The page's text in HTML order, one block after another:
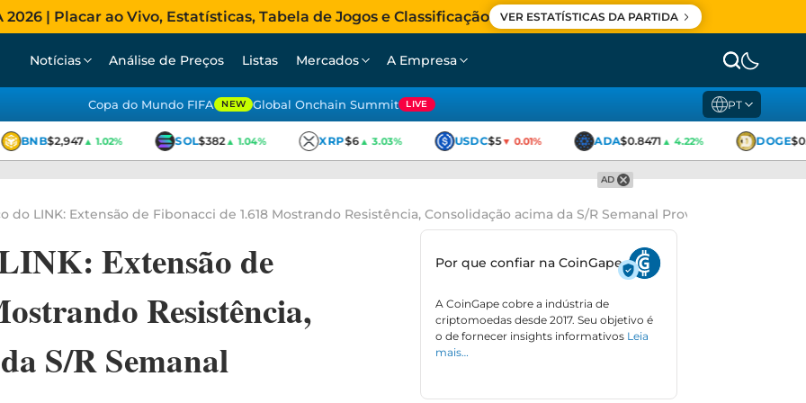
| Placar ao Vivo, Estatísticas, Tabela de Jogos e Classificação VER ESTATÍSTICAS DA PARTIDA
Notícias Análise de Preços Listas Mercados A Empresa
Copa do Mundo FIFA NEW Global Onchain Summit LIVE PT
BNB$2,947▲ 1.02% SOL$382▲ 1.04% XRP$6▲ 3.03% USDC$5▼ 0.01% ADA$0.8471▲ 4.22% DOGE
AD
do LINK: Extensão de Fibonacci de 1.618 Mostrando Resistência, Consolidação acima da S/R Semanal Provável
Extensão de
Resistência,
S/R Semanal
Por que confiar na CoinGape
A CoinGape cobre a indústria de
criptomoedas desde 2017. Seu objetivo é
o de fornecer insights informativos Leia
mais…